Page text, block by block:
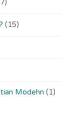
(15)
Modehn (1)